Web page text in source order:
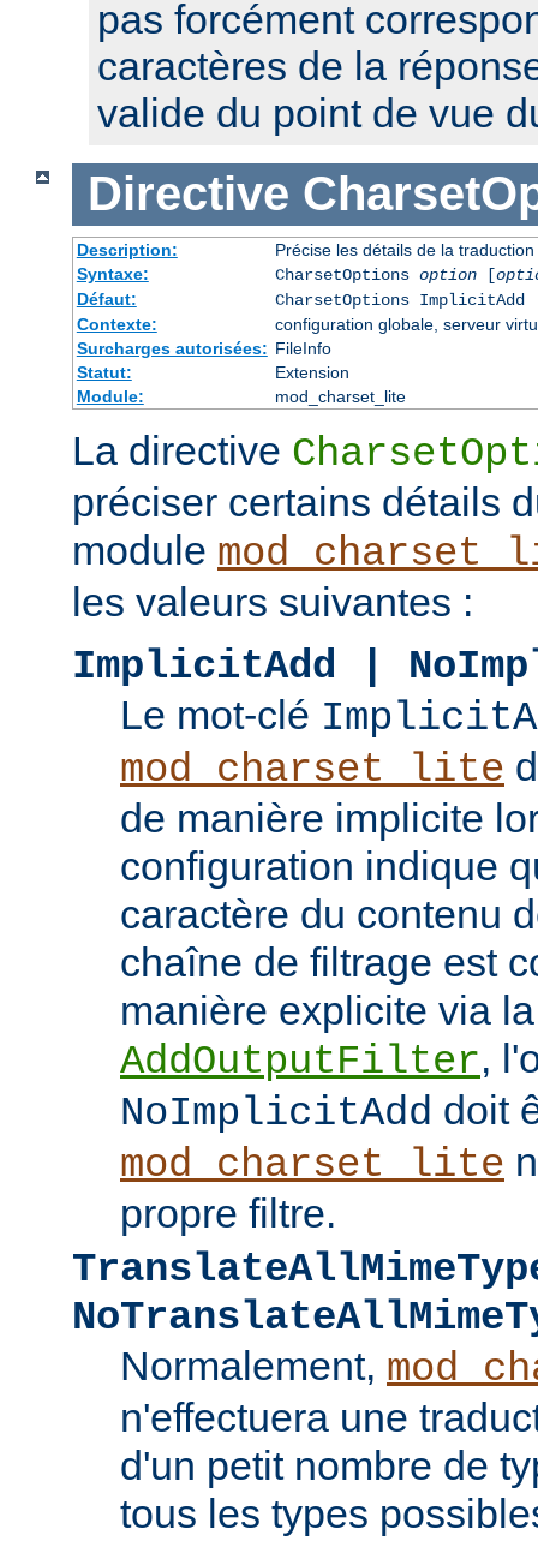
pas forcément
caractères de la
valide du point de vue
Directive
Description:
Précise les détails de la
Syntaxe:
CharsetOptions option[
Défaut:
CharsetOptions ImplicitAdd
Contexte:
configuration globale, serveur
Surcharges autorisées: FileInfo
Statut:
Extension
Module:
mod_charset_lite
La directive
préciser certains détails
module
les valeurs suivantes :
ImplicitAdd |
Le mot-clé
mod_charset_lite
de manière implicite
configuration indique
caractère du contenu
chaîne de filtrage est
manière explicite via
AddOutputFilter,
NoImplicitAdd doit
mod_charset_lite
propre filtre.
Normalement,
n'effectuera une
d'un petit nombre de
tous les types